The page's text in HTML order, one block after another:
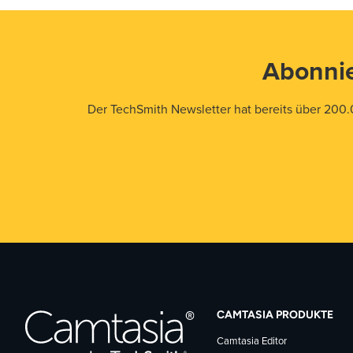
Der TechSmith Newsletter hat bereits über
CAMTASIA PRODUKTE
Camtasia Editor